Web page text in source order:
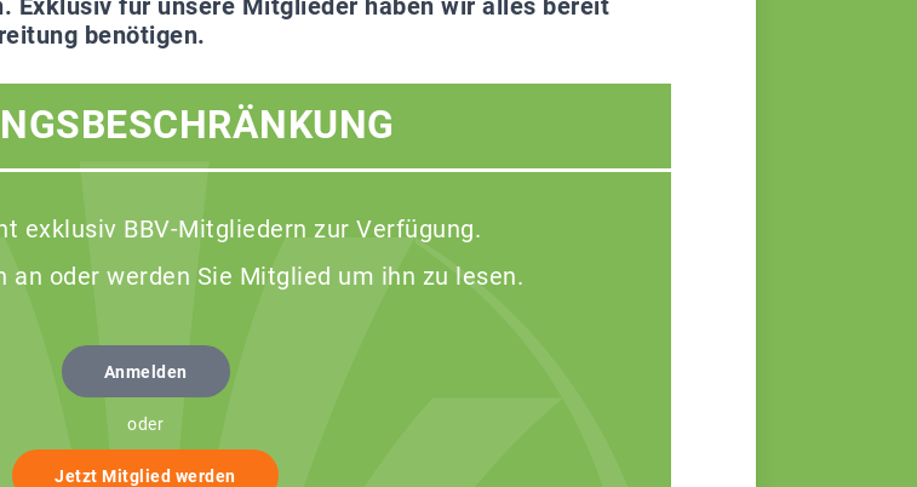
benötigen.
exklusiv BBV-Mitgliedern zur Verfügung.
an oder werden Sie Mitglied um ihn zu lesen.
Anmelden
oder
Jetzt Mitglied werden